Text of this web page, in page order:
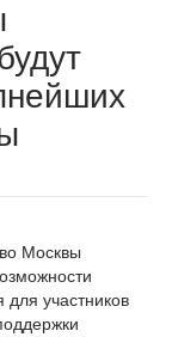
Москвы
для участников